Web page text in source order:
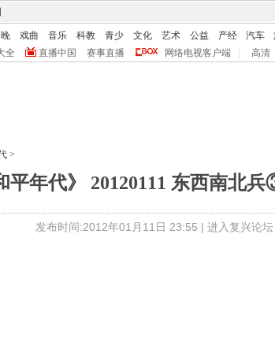
戏曲 音乐 科教 青少 文化 艺术 公益 产经 汽车
全 直播中国 赛事直播 网络电视客户端 高清
>
平年代》 20120111 东西南北
发布时间:2012年01月11日 23:55 | 进入复兴论坛